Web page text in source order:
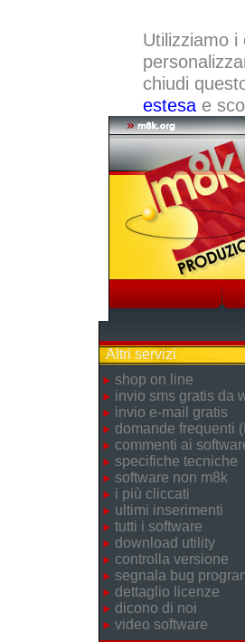
Utilizziamo
chiudi
estesae
Altri servizi
shop on line
invio sms gratis da
invio e-mail gratis
domande frequenti
commenti ai
specifiche tecniche
software non m8k
i più cliccati
ultimi inserimenti
tutti i software
download utility
controlla versione
segnala bug
dettaglio licenze
dicono di noi
video software